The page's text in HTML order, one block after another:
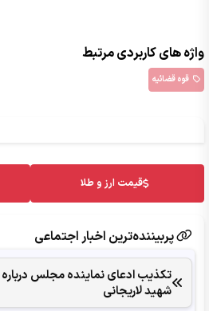
واژه های کاربردی مرتبط
قوه قضائیه
قیمت ارز و طلا
پربیننده‌ترین اخبار اجتماعی
تکذیب ادعای نماینده مجلس
شهید لاریجانی